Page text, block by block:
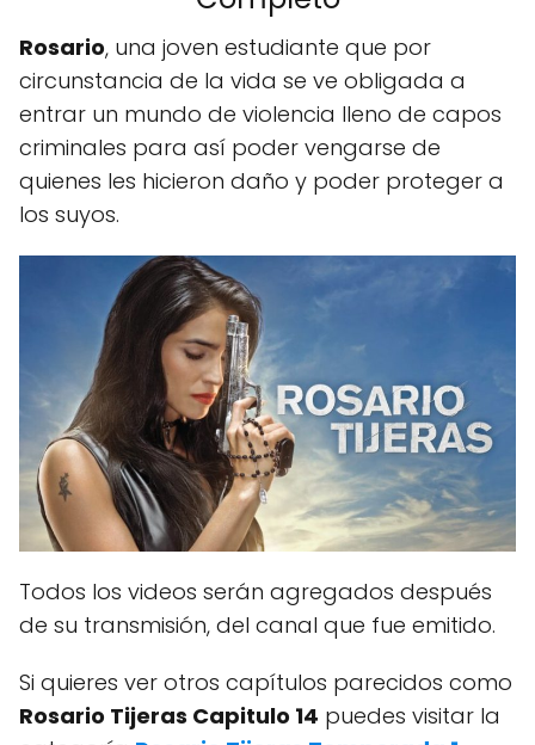
Rosario, una joven estudiante que por
circunstancia de la vida se ve obligada a
entrar un mundo de violencia lleno de capos
criminales para así poder vengarse de
quienes les hicieron daño y poder proteger a
los suyos.
Todos los videos serán agregados después
de su transmisión, del canal que fue emitido.
Si quieres ver otros capítulos parecidos como
Rosario Tijeras Capitulo 14 puedes visitar la